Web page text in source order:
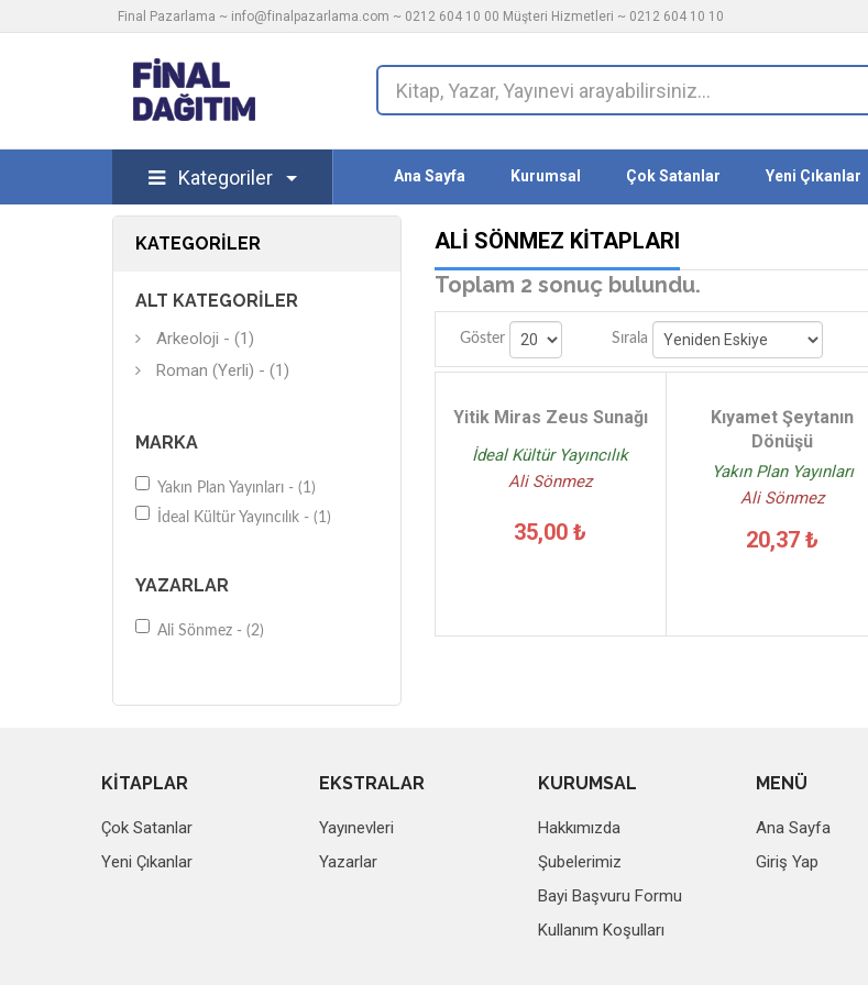
Final Pazarlama ~ info@finalpazarlama.com ~ 0212 604 10 00 Müşteri Hizmetleri ~ 0212 604 10 10
Kategoriler Ana Sayfa Kurumsal Çok Satanlar Yeni Çıkanlar
KATEGORILER
ALT KATEGORILER
Arkeoloji - (1)
Roman (Yerli) - (1)
MARKA
Yakın Plan Yayınları - (1)
İdeal Kültür Yayıncılık - (1)
YAZARLAR
Ali Sönmez - (2)
ALI SÖNMEZ KITAPLARI
Toplam 2 sonuç bulundu.
Göster Sırala Stoktakiler
Yitik Miras Zeus Sunağı
İdeal Kültür Yayıncılık
Ali Sönmez
35,00 ₺
Kıyamet Şeytanın
Dönüşü
Yakın Plan Yayınları
Ali Sönmez
20,37 ₺
KİTAPLAR
Çok Satanlar
Yeni Çıkanlar
EKSTRALAR
Yayınevleri
Yazarlar
KURUMSAL
Hakkımızda
Şubelerimiz
Bayi Başvuru Formu
Kullanım Koşulları
MENÜ
Ana Sayfa
Giriş Yap